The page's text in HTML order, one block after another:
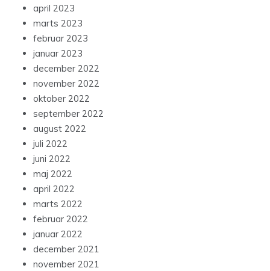
april 2023
marts 2023
februar 2023
januar 2023
december 2022
november 2022
oktober 2022
september 2022
august 2022
juli 2022
juni 2022
maj 2022
april 2022
marts 2022
februar 2022
januar 2022
december 2021
november 2021